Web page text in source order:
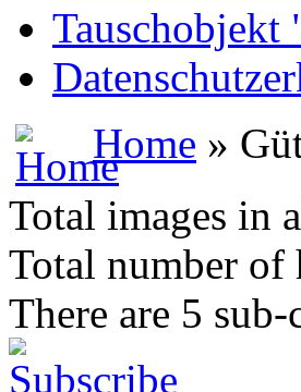
Tauschobjekt
Home »
Total images in
Total number of
There are 5